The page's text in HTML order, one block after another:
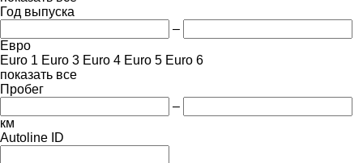
Год выпуска
–
Евро
Euro 1 Euro 3 Euro 4 Euro 5 Euro 6
показать все
Пробег
–
км
Autoline ID